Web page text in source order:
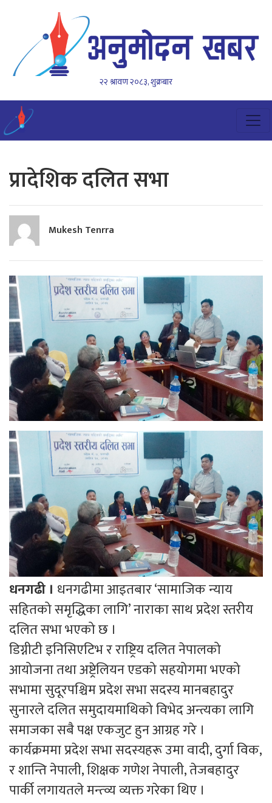
२२ श्रावण २०८३, शुक्रबार
प्रादेशिक दलित सभा
Mukesh Tenrra
धनगढी । धनगढीमा आइतबार ‘सामाजिक न्याय
सहितको समृद्धिका लागि’ नाराका साथ प्रदेश स्तरीय
दलित सभा भएको छ ।
डिग्नीटी इनिसिएटिभ र राष्ट्रिय दलित नेपालको
आयोजना तथा अष्ट्रेलियन एडको सहयोगमा भएको
सभामा सुदूरपश्चिम प्रदेश सभा सदस्य मानबहादुर
सुनारले दलित समुदायमाथिको विभेद अन्त्यका लागि
समाजका सबै पक्ष एकजुट हुन आग्रह गरे ।
कार्यक्रममा प्रदेश सभा सदस्यहरू उमा वादी, दुर्गा विक,
र शान्ति नेपाली, शिक्षक गणेश नेपाली, तेजबहादुर
पार्की लगायतले मन्त्व्य व्यक्त गरेका थिए ।